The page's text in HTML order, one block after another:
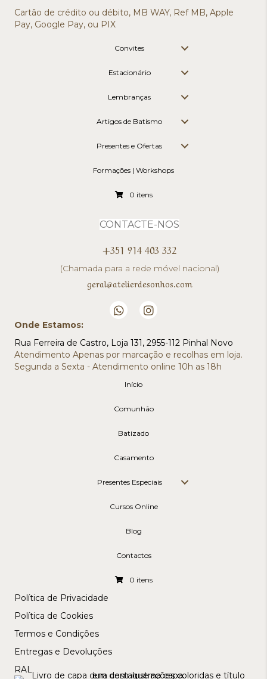
Cartão de crédito ou débito, MB WAY, Ref MB, Apple
Pay, Google Pay, ou PIX
Convites
Estacionário
Lembranças
Artigos de Batismo
Presentes e Ofertas
Formações | Workshops
0 itens
CONTACTE-NOS
+351 914 403 332
(Chamada para a rede móvel nacional)
geral@atelierdesonhos.com
Onde Estamos:
Rua Ferreira de Castro, Loja 131, 2955-112 Pinhal Novo
Atendimento Apenas por marcação e recolhas em loja.
Segunda a Sexta - Atendimento online 10h as 18h
Início
Comunhão
Batizado
Casamento
Presentes Especiais
Cursos Online
Blog
Contactos
0 itens
Política de Privacidade
Política de Cookies
Termos e Condições
Entregas e Devoluções
RAL